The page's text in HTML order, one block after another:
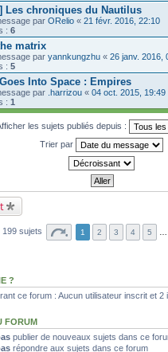
Les chroniques du Nautilus
par ORelio « 21 févr. 2016, 22:10
: 6
matrix
par yannkungzhu « 26 janv. 2016,
: 5
Into Space : Empires
par .harrizou « 04 oct. 2015, 19:49
: 1
les sujets publiés depuis :
Trier par
199 sujets 1 2 3 4 5
?
ce forum : Aucun utilisateur inscrit et 2
FORUM
publier de nouveaux sujets dans ce
répondre aux sujets dans ce forum